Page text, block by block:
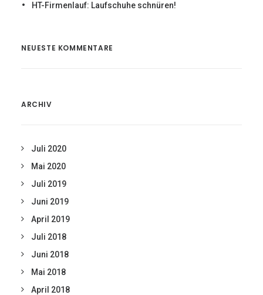
HT-Firmenlauf: Laufschuhe schnüren!
NEUESTE KOMMENTARE
ARCHIV
Juli 2020
Mai 2020
Juli 2019
Juni 2019
April 2019
Juli 2018
Juni 2018
Mai 2018
April 2018